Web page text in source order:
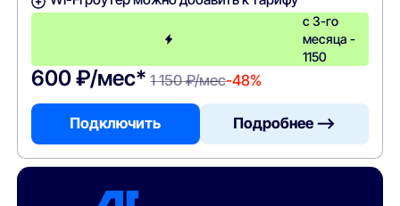
с 3-го
месяца -
1150
600 ₽/мес* 1 150 ₽/мес-48%
Подключить Подробнее —>